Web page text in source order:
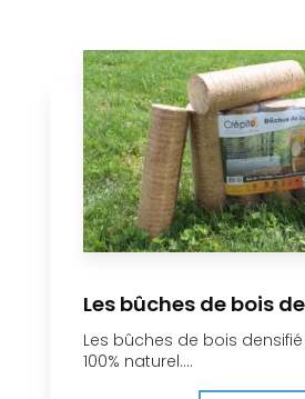
Les bûches de bois
Les bûches de bois
100% naturel....